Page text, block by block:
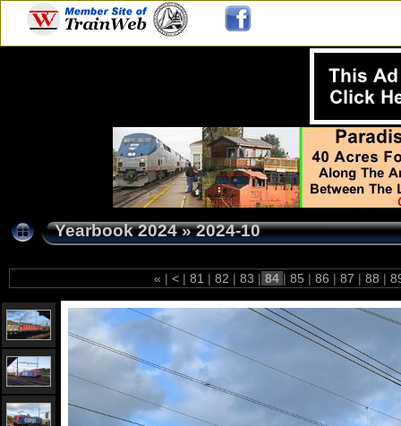
Yearbook 2024»2024-10
« | < | 81 | 82 | 83 | 84 | 85 | 86 | 87 | 88 |